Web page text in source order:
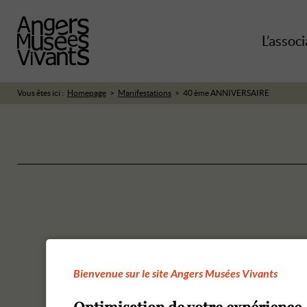
Vous êtes ici : Homepage Manifestations 40 ème ANNIVERSAIRE
Bienvenue sur le site Angers Musées Vivants